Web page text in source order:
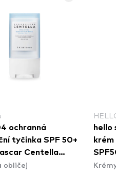
ochranná
tyčinka SPF 50+
Centella
Silky- Fit Sun
obličej
hello